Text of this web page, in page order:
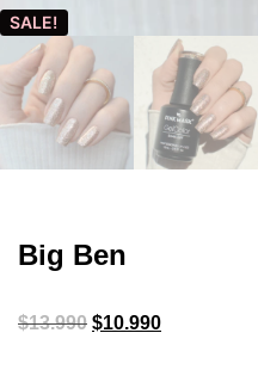
SALE!
Big Ben
$13.990 $10.990